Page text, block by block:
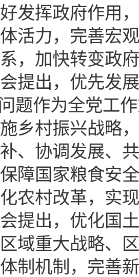
发挥政府作用
活力，完善宏
，加快转变政
出，优先发展
题作为全党工
乡村振兴战略
、协调发展、
障国家粮食安
农村改革，实
出，优化国土
域重大战略、
制机制，完善